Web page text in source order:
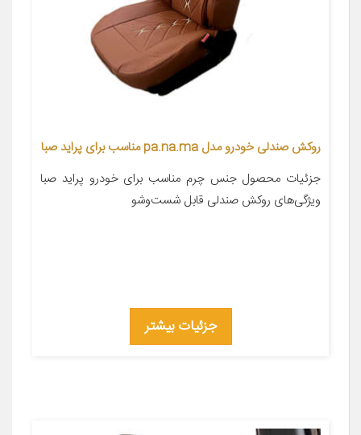
روکش صندلی خودرو مدل pa.na.ma مناسب برای پراید صبا
جزئیات محصول جنس چرم مناسب برای خودرو پراید صبا
ویژگی‌های روکش صندلی قابل شست‌وشو
جزئیات بیشتر